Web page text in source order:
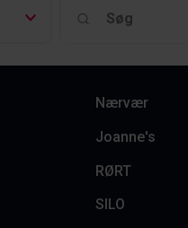
Nærvær
Joanne's
RØRT
SILO